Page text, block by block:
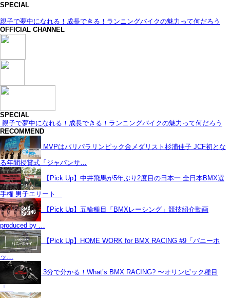
SPECIAL
親子で夢中になれる！成長できる！ランニングバイクの魅力って何だろう
OFFICIAL CHANNEL
SPECIAL
親子で夢中になれる！成長できる！ランニングバイクの魅力って何だろう
RECOMMEND
MVPはパリパラリンピック金メダリスト杉浦佳子 JCF初とな
る年間授賞式「ジャパンサ…
【Pick Up】中井飛馬が5年ぶり2度目の日本一 全日本BMX選
手権 男子エリート…
【Pick Up】五輪種目「BMXレーシング」競技紹介動画
produced by …
【Pick Up】HOME WORK for BMX RACING #9「バニーホ
ッ…
3分で分かる！What’s BMX RACING? 〜オリンピック種目
「…